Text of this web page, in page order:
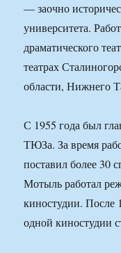
— заочно
университета.
драматического
театрах
области, Нижнего
С 1955 года был
ТЮЗа. За время
поставил более 30
Мотыль работал
киностудии. После
одной киностудии